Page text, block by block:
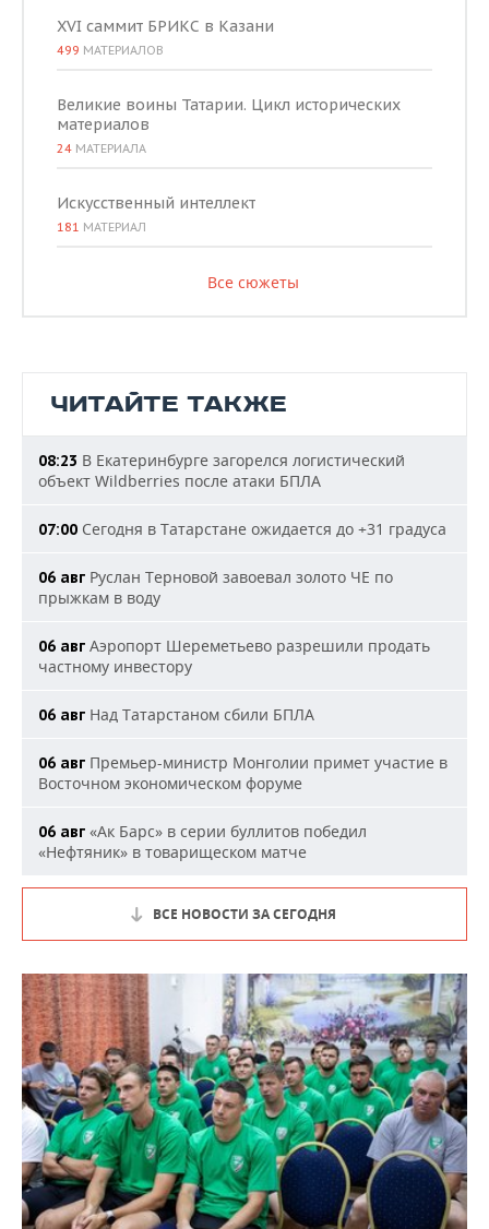
XVI саммит БРИКС в Казани
499 МАТЕРИАЛОВ
Великие воины Татарии. Цикл исторических
материалов
24 МАТЕРИАЛА
Искусственный интеллект
181 МАТЕРИАЛ
Все сюжеты
ЧИТАЙТЕ ТАКЖЕ
08:23 В Екатеринбурге загорелся логистический
объект Wildberries после атаки БПЛА
07:00 Сегодня в Татарстане ожидается до +31 градуса
06 авг Руслан Терновой завоевал золото ЧЕ по
прыжкам в воду
06 авг Аэропорт Шереметьево разрешили продать
частному инвестору
06 авг Над Татарстаном сбили БПЛА
06 авг Премьер-министр Монголии примет участие в
Восточном экономическом форуме
06 авг «Ак Барс» в серии буллитов победил
«Нефтяник» в товарищеском матче
ВСЕ НОВОСТИ ЗА СЕГОДНЯ